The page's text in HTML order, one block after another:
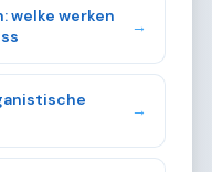
welke werken
→
→